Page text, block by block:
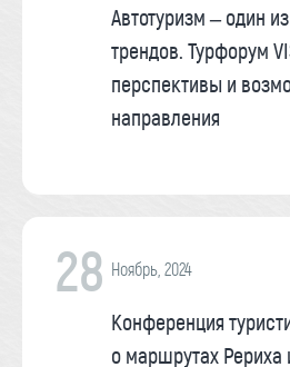
Автотуризм – один
трендов. Турфорум
перспективы и
направления
28 Ноябрь, 2024
Конференция
о маршрутах Рериха